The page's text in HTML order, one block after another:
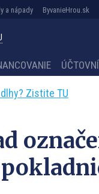
a nápady ByvanieHrou.sk
Zistite TU